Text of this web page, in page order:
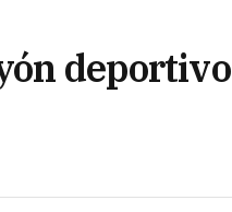
deportivo